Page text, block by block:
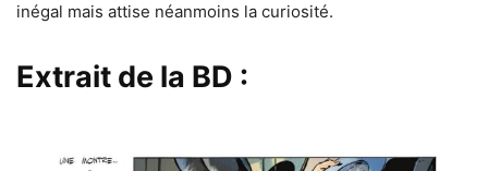
inégal mais attise néanmoins la curiosité.
Extrait de la BD :